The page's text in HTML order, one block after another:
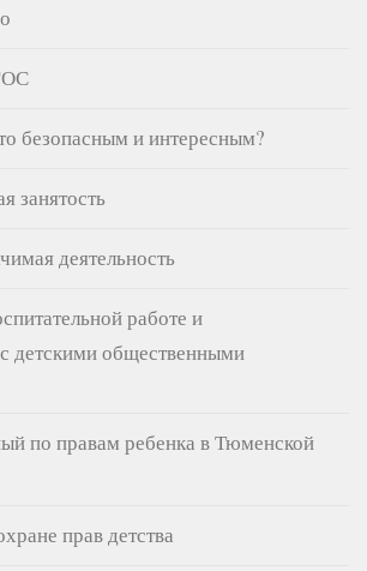
безопасным и интересным?
занятость
деятельность
работе и
детскими общественными
по правам ребенка в Тюменской
прав детства